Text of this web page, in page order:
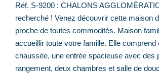
Réf. S-9200 : CHALONS
recherché ! Venez découvrir cette maison
proche de toutes commodités. Maison
accueillir toute votre famille. Elle comprend
chaussée, une entrée spacieuse avec des
rangement, deux chambres et salle de